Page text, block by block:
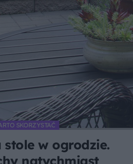
SKORZYSTAĆ
stole w ogrodzie.
natychmiast